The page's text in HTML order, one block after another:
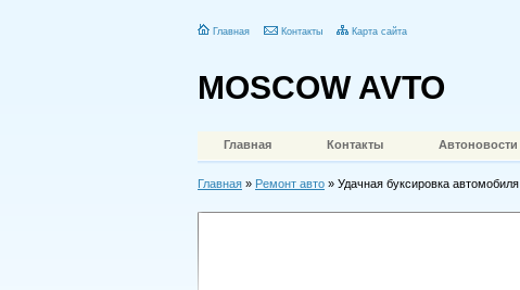
Главная Контакты Карта сайта
MOSCOW AVTO
Главная Контакты Автоновости
Главная » Ремонт авто » Удачная буксировка автомобиля